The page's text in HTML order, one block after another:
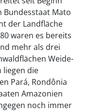
Bundesstaat Mato
der Landfläche
waren es bereits
mehr als drei
Weide-
liegen die
Pará, Rondônia
Amazonien
noch immer